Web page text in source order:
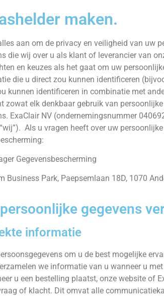
maken.
aan om de privacy en veiligheid van
die wij over u als klant of leverancier van
en keuzes als het gaat om uw
die u direct zou kunnen identificeren
kunnen identificeren in combinatie met
zowat elk denkbaar gebruik van
ExaClair NV (ondernemingsnummer
Als u vragen heeft over uw
Gegevensbescherming
Business Park, Paepsemlaan 18D, 1070
gegevens
informatie
om u de best mogelijke
we informatie van u wanneer u
u een bestelling plaatst, onze website of
of klacht. Dit omvat alle